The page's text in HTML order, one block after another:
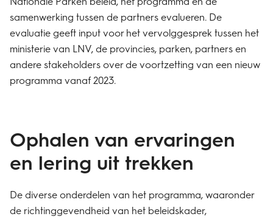
samenwerking tussen de partners evalueren. De
evaluatie geeft input voor het vervolggesprek tussen het
ministerie van LNV, de provincies, parken, partners en
andere stakeholders over de voortzetting van een nieuw
programma vanaf 2023.
Ophalen van ervaringen
en lering uit trekken
De diverse onderdelen van het programma, waaronder
de richtinggevendheid van het beleidskader,